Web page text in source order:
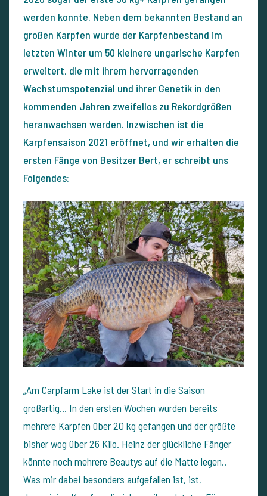
werden konnte. Neben dem bekannten Bestand an
großen Karpfen wurde der Karpfenbestand im
letzten Winter um 50 kleinere ungarische Karpfen
erweitert, die mit ihrem hervorragenden
Wachstumspotenzial und ihrer Genetik in den
kommenden Jahren zweifellos zu Rekordgrößen
heranwachsen werden. Inzwischen ist die
Karpfensaison 2021 eröffnet, und wir erhalten die
ersten Fänge von Besitzer Bert, er schreibt uns
Folgendes:
„Am Carpfarm Lake ist der Start in die Saison
großartig… In den ersten Wochen wurden bereits
mehrere Karpfen über 20 kg gefangen und der größte
bisher wog über 26 Kilo. Heinz der glückliche Fänger
könnte noch mehrere Beautys auf die Matte legen..
Was mir dabei besonders aufgefallen ist, ist,